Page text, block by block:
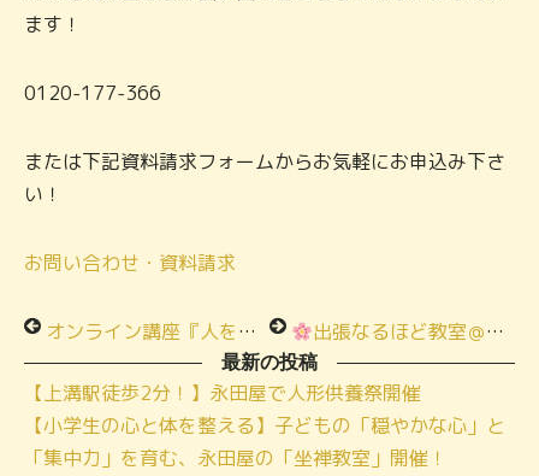
ます！
0120-177-366
または下記資料請求フォームからお気軽にお申込み下さ
い！
お問い合わせ・資料請求
オンライン講座『人を人材に変える育成法＆働き方』のご参加ありがとうございます 出張なるほど教室＠清水自治会様ご参加ありがとうございます
最新の投稿
【上溝駅徒歩2分！】永田屋で人形供養祭開催
【小学生の心と体を整える】子どもの「穏やかな心」と
「集中力」を育む、永田屋の「坐禅教室」開催！